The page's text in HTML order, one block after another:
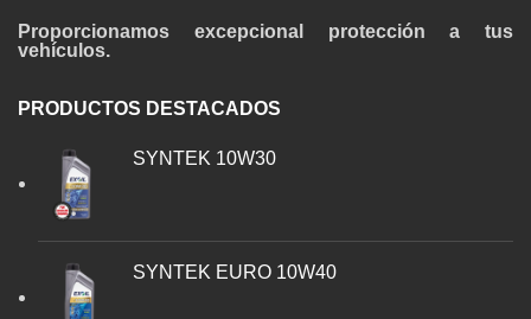
Proporcionamos excepcional protección a tus
vehículos.
PRODUCTOS DESTACADOS
SYNTEK 10W30
SYNTEK EURO 10W40